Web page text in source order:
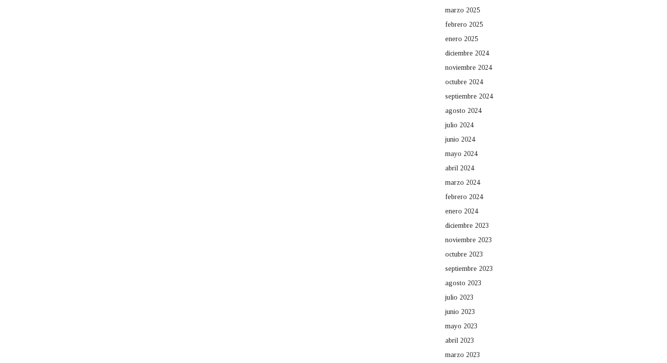
marzo 2025
febrero 2025
enero 2025
diciembre 2024
noviembre 2024
octubre 2024
septiembre 2024
agosto 2024
julio 2024
junio 2024
mayo 2024
abril 2024
marzo 2024
febrero 2024
enero 2024
diciembre 2023
noviembre 2023
octubre 2023
septiembre 2023
agosto 2023
julio 2023
junio 2023
mayo 2023
abril 2023
marzo 2023